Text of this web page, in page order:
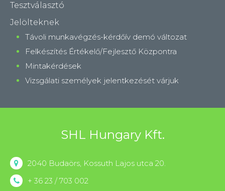
Tesztválasztó
Jelölteknek
Távoli munkavégzés-kérdőív demó változat
Felkészítés Értékelő/Fejlesztő Központra
Mintakérdések
Vizsgálati személyek jelentkezését várjuk
SHL Hungary Kft.
2040 Budaörs, Kossuth Lajos utca 20.
+ 36 23 / 703 002